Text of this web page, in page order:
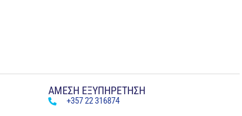
ΑΜΕΣΗ ΕΞΥΠΗΡΕΤΗΣΗ
+357 22 316874